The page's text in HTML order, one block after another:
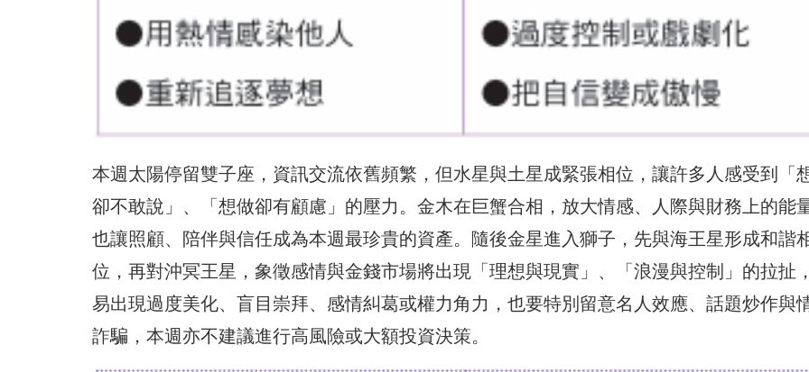
本週太陽停留雙子座，資訊交流依舊頻繁，但水星與土星成緊張相位，讓許多人感受到「
卻不敢說」、「想做卻有顧慮」的壓力。金木在巨蟹合相，放大情感、人際與財務上的能
也讓照顧、陪伴與信任成為本週最珍貴的資產。隨後金星進入獅子，先與海王星形成和諧
位，再對沖冥王星，象徵感情與金錢市場將出現「理想與現實」、「浪漫與控制」的拉扯
易出現過度美化、盲目崇拜、感情糾葛或權力角力，也要特別留意名人效應、話題炒作與
詐騙，本週亦不建議進行高風險或大額投資決策。